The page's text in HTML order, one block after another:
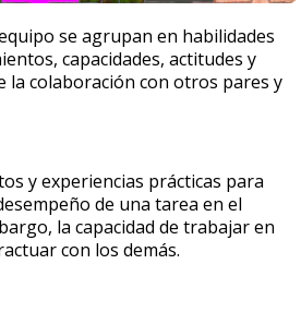
se agrupan en habilidades
capacidades, actitudes y
la colaboración con otros pares y
y experiencias prácticas para
de una tarea en el
la capacidad de trabajar en
con los demás.